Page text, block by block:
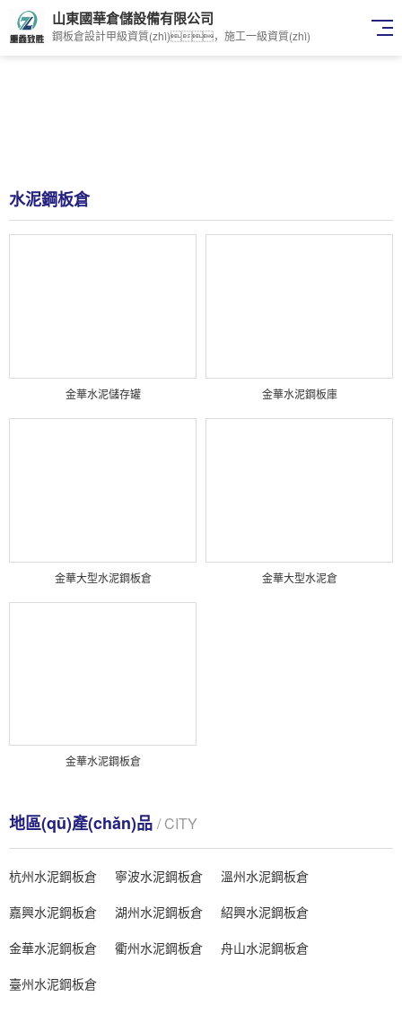
山東國華倉儲設備有限公司
鋼板倉設計甲級資質(zhì)，施工一級資質(zhì)
水泥鋼板倉
金華水泥儲存罐 金華水泥鋼板庫
金華大型水泥鋼板倉 金華大型水泥倉
金華水泥鋼板倉
地區(qū)產(chǎn)品 / CITY
杭州水泥鋼板倉 寧波水泥鋼板倉
溫州水泥鋼板倉
嘉興水泥鋼板倉
湖州水泥鋼板倉
紹興水泥鋼板倉
金華水泥鋼板倉
衢州水泥鋼板倉
舟山水泥鋼板倉
臺州水泥鋼板倉